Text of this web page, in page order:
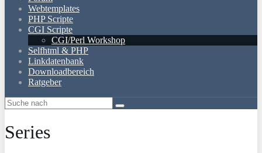
Webtemplates
PHP Scripte
CGI Scripte
CGI/Perl Workshop
Selfhtml & PHP
Linkdatenbank
Downloadbereich
Ratgeber
Series